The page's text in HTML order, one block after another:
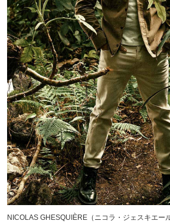
NICOLAS GHESQUIÈRE（ニコラ・ジェスキエール